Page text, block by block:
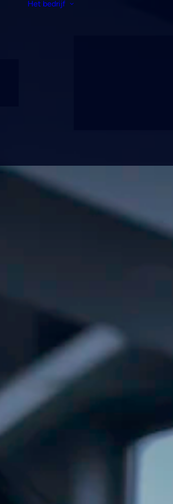
Het bedrijf